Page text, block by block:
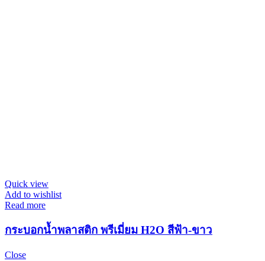
Quick view
Add to wishlist
Read more
กระบอกน้ำพลาสติก พรีเมี่ยม H2O สีฟ้า-ขาว
Close